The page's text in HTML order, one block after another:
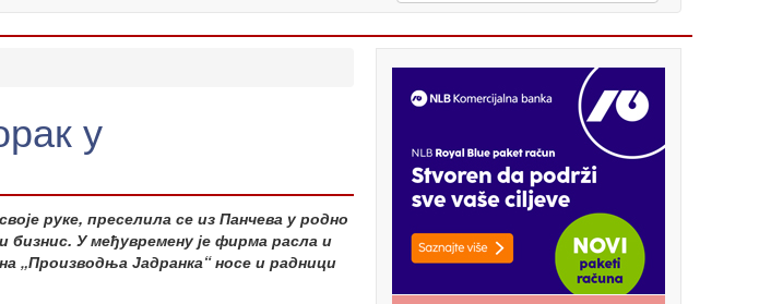
у
руке, преселила се из Панчева у родно
У међувремену је фирма расла и
„Производња Јадранка“ носе и радници